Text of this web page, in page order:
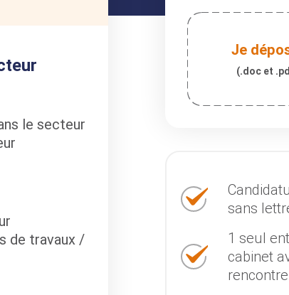
le secteur
de travaux /
Je
(.doc et
sans
1 seul
cabinet